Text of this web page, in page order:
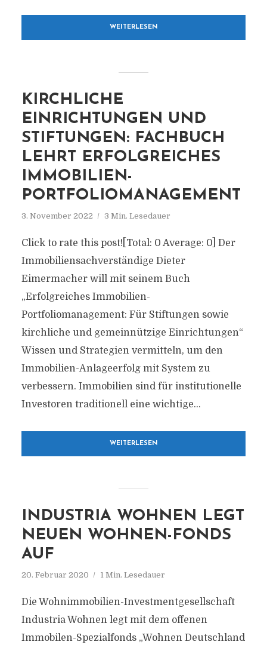
WEITERLESEN
KIRCHLICHE
EINRICHTUNGEN UND
STIFTUNGEN: FACHBUCH
LEHRT ERFOLGREICHES
IMMOBILIEN-
PORTFOLIOMANAGEMENT
3. November 2022 3 Min. Lesedauer
Click to rate this post![Total: 0 Average: 0] Der
Immobiliensachverständige Dieter
Eimermacher will mit seinem Buch
„Erfolgreiches Immobilien-
Portfoliomanagement: Für Stiftungen sowie
kirchliche und gemeinnützige Einrichtungen“
Wissen und Strategien vermitteln, um den
Immobilien-Anlageerfolg mit System zu
verbessern. Immobilien sind für institutionelle
Investoren traditionell eine wichtige...
WEITERLESEN
INDUSTRIA WOHNEN LEGT
NEUEN WOHNEN-FONDS
AUF
20. Februar 2020 1 Min. Lesedauer
Die Wohnimmobilien-Investmentgesellschaft
Industria Wohnen legt mit dem offenen
Immobilen-Spezialfonds „Wohnen Deutschland